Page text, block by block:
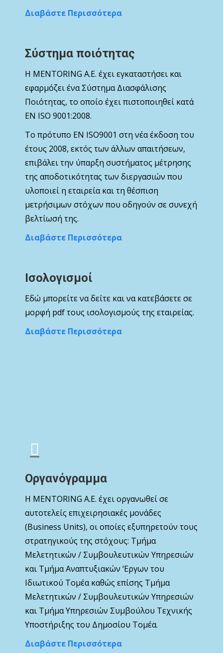
Διαβάστε Περισσότερα
Σύστημα ποιότητας
Η MENTORING Α.Ε. έχει εγκαταστήσει και
εφαρμόζει ένα Σύστημα Διασφάλισης
Ποιότητας, το οποίο έχει πιστοποιηθεί κατά
ΕΝ ISO 9001:2008.
Το πρότυπο ΕΝ ISO9001 στη νέα έκδοση του
έτους 2008, εκτός των άλλων απαιτήσεων,
επιβάλει την ύπαρξη συστήματος μέτρησης
της αποδοτικότητας των διεργασιών που
υλοποιεί η εταιρεία και τη θέσπιση
μετρήσιμων στόχων που οδηγούν σε συνεχή
βελτίωσή της.
Διαβάστε Περισσότερα
Ισολογισμοί
Εδώ μπορείτε να δείτε και να κατεβάσετε σε
μορφή pdf τους ισολογισμούς της εταιρείας.
Διαβάστε Περισσότερα
Οργανόγραμμα
Η MENTORING Α.Ε. έχει οργανωθεί σε
αυτοτελείς επιχειρησιακές μονάδες
(Business Units), οι οποίες εξυπηρετούν τους
στρατηγικούς της στόχους: Τμήμα
Μελετητικών / Συμβουλευτικών Υπηρεσιών
και Τμήμα Αναπτυξιακών ‘Εργων του
Ιδιωτικού Τομέα καθώς επίσης Τμήμα
Μελετητικών / Συμβουλευτικών Υπηρεσιών
και Τμήμα Υπηρεσιών Συμβούλου Τεχνικής
Υποστήριξης του Δημοσίου Τομέα.
Διαβάστε Περισσότερα